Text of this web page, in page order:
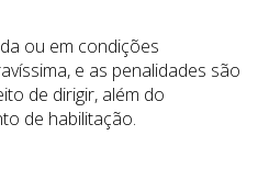
ou em condições
e as penalidades são
de dirigir, além do
de habilitação.